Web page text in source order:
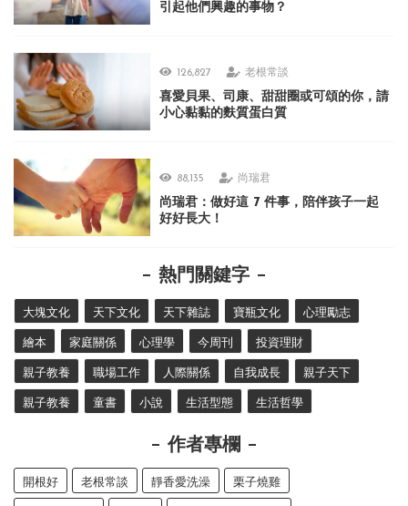
引起他們興趣的事物？
126,827 老根常談
喜愛貝果、司康、甜甜圈或可頌的你，請
小心黏黏的麩質蛋白質
88,135 尚瑞君
尚瑞君：做好這 7 件事，陪伴孩子一起
好好長大！
熱門關鍵字
大塊文化 天下文化 天下雜誌 寶瓶文化 心理勵志
繪本 家庭關係 心理學 今周刊 投資理財
親子教養 職場工作 人際關係 自我成長 親子天下
親子教養 童書 小說 生活型態 生活哲學
作者專欄
開根好 老根常談 靜香愛洗澡 栗子燒雞